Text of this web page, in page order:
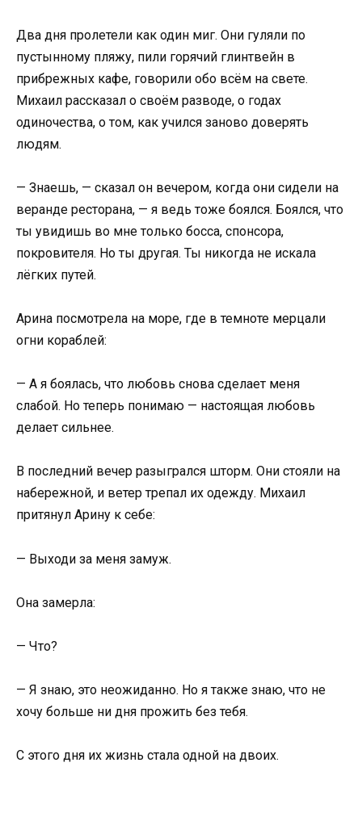
Два дня пролетели как один миг. Они гуляли по
пустынному пляжу, пили горячий глинтвейн в
прибрежных кафе, говорили обо всём на свете.
Михаил рассказал о своём разводе, о годах
одиночества, о том, как учился заново доверять
людям.
— Знаешь, — сказал он вечером, когда они сидели на
веранде ресторана, — я ведь тоже боялся. Боялся, что
ты увидишь во мне только босса, спонсора,
покровителя. Но ты другая. Ты никогда не искала
лёгких путей.
Арина посмотрела на море, где в темноте мерцали
огни кораблей:
— А я боялась, что любовь снова сделает меня
слабой. Но теперь понимаю — настоящая любовь
делает сильнее.
В последний вечер разыгрался шторм. Они стояли на
набережной, и ветер трепал их одежду. Михаил
притянул Арину к себе:
— Выходи за меня замуж.
Она замерла:
— Что?
— Я знаю, это неожиданно. Но я также знаю, что не
хочу больше ни дня прожить без тебя.
С этого дня их жизнь стала одной на двоих.